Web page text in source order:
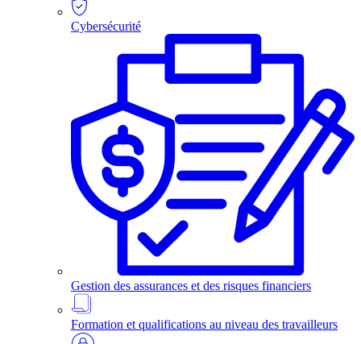
Cybersécurité
Gestion des assurances et des risques financiers
Formation et qualifications au niveau des travailleurs